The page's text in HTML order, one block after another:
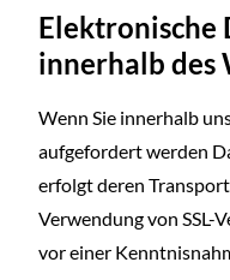
Elektronische
innerhalb des
Wenn Sie innerhalb
aufgefordert werden
erfolgt deren
Verwendung von SSL-
vor einer